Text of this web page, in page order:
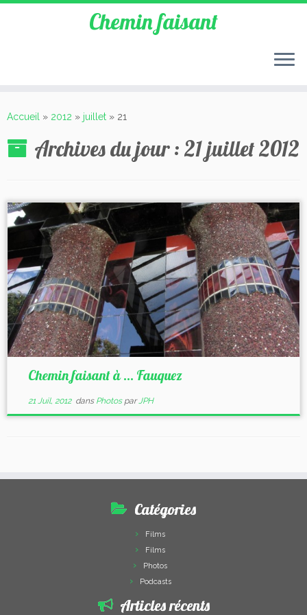
Chemin faisant
Accueil » 2012 » juillet » 21
Archives du jour : 21 juillet 2012
Chemin faisant à … Fauquez
21 Juil, 2012dans Photos parJPH
Catégories
Films
Films
Photos
Podcasts
Articles récents